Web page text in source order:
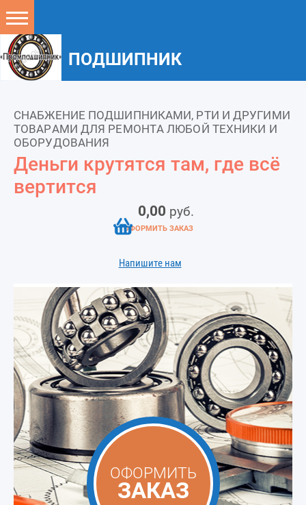
ПОДШИПНИК
СНАБЖЕНИЕ ПОДШИПНИКАМИ, РТИ И ДРУГИМИ
ТОВАРАМИ ДЛЯ РЕМОНТА ЛЮБОЙ ТЕХНИКИ И
ОБОРУДОВАНИЯ
Деньги крутятся там, где всё
вертится
0,00 руб.
ОФОРМИТЬ ЗАКАЗ
Напишите нам
ОФОРМИТЬ
ЗАКАЗ